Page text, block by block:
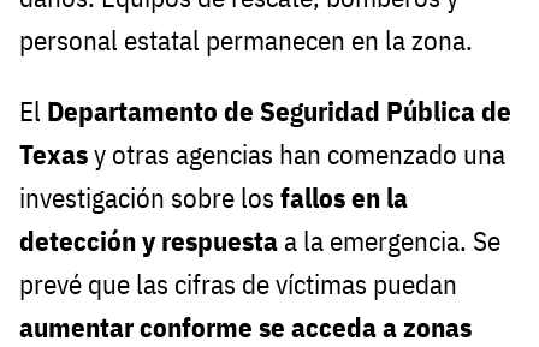
personal estatal permanecen en la zona.
El Departamento de Seguridad Pública de
Texasy otras agencias han comenzado una
investigación sobre los fallos en la
detección y respuesta a la emergencia. Se
prevé que las cifras de víctimas puedan
aumentar conforme se acceda a zonas